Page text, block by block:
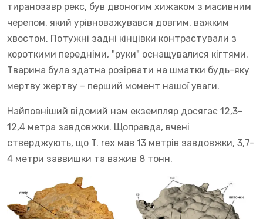
тиранозавр рекс, був двоногим хижаком з масивним
черепом, який урівноважувався довгим, важким
хвостом. Потужні задні кінцівки контрастували з
короткими передніми, "руки" оснащувалися кігтями.
Тварина була здатна розірвати на шматки будь-яку
мертву жертву – перший момент нашої уваги.
Найповніший відомий нам екземпляр досягає 12,3-
12,4 метра завдовжки. Щоправда, вчені
стверджують, що T. rex мав 13 метрів завдовжки, 3,7-
4 метри заввишки та важив 8 тонн.